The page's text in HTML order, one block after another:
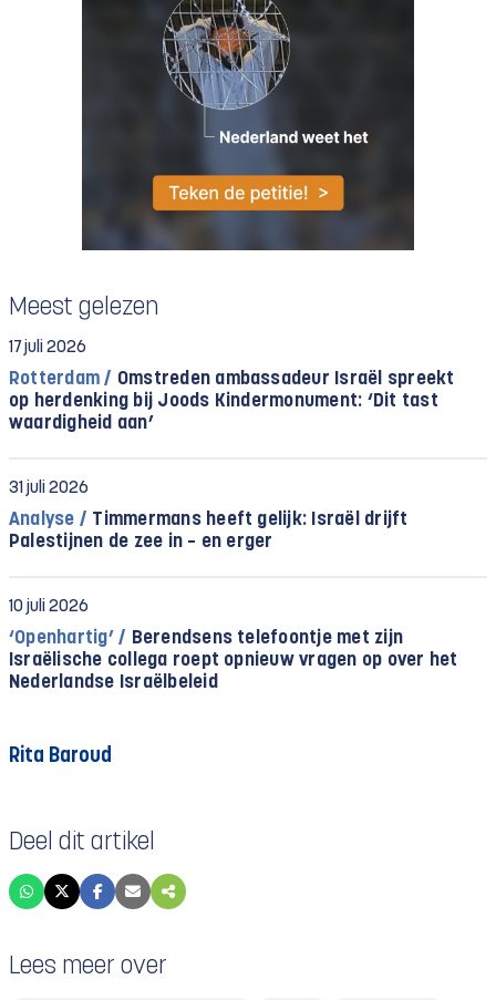
Meest gelezen
17 juli 2026
Rotterdam / Omstreden ambassadeur Israël spreekt
op herdenking bij Joods Kindermonument: ‘Dit tast
waardigheid aan’
31 juli 2026
Analyse / Timmermans heeft gelijk: Israël drijft
Palestijnen de zee in – en erger
10 juli 2026
‘Openhartig’ / Berendsens telefoontje met zijn
Israëlische collega roept opnieuw vragen op over het
Nederlandse Israëlbeleid
Rita Baroud
Deel dit artikel
Lees meer over